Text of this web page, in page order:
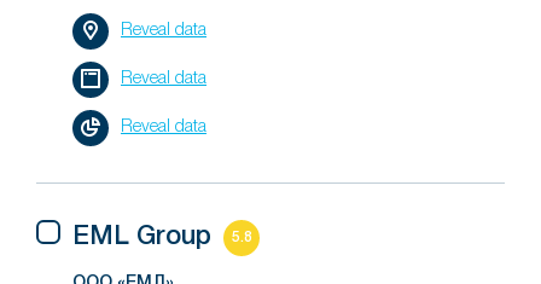
Reveal data
Reveal data
Reveal data
EML Group 5.8